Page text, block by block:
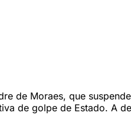
de Moraes, que
de golpe de Estado. A